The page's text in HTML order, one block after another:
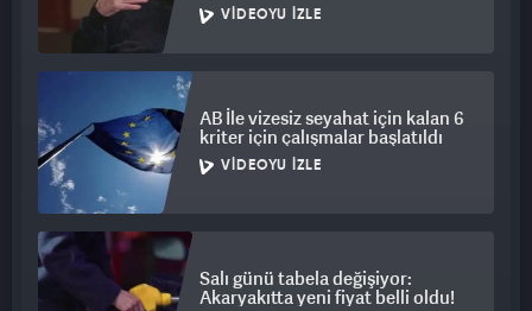
VIDEOYU İZLE
AB İle vizesiz seyahat için kalan 6
kriter için çalışmalar başlatıldı
VIDEOYU İZLE
Salı günü tabela değişiyor:
Akaryakıtta yeni fiyat belli oldu!